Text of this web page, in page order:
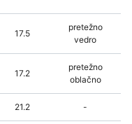
17.5
pretežno
vedro
17.2
pretežno
oblačno
21.2 -